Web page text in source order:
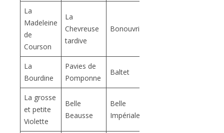
La
Madeleine
de
Courson
La
Chevreuse
tardive
Bonouvrier
La
Bourdine
Pavies de
Pomponne
Baltet
La grosse
et petite
Violette
Belle
Beausse
Belle
Impériale